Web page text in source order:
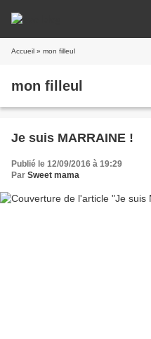
Accueil » mon filleul
mon filleul
Je suis MARRAINE !
Publié le 12/09/2016 à 19:29
Par Sweet mama